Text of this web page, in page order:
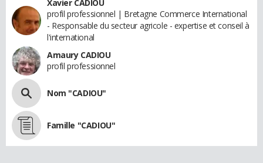
Xavier CADIOU
profil professionnel | Bretagne Commerce International
- Responsable du secteur agricole - expertise et conseil à
l'international
Amaury CADIOU
profil professionnel
Nom "CADIOU"
Famille "CADIOU"